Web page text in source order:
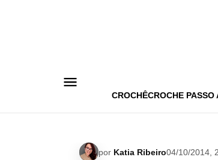
CROCHÊCROCHE PASSO
por Katia Ribeiro04/10/2014,